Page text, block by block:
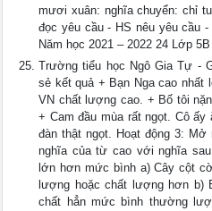
mươi xuân: nghĩa chuyển: chỉ
đọc yêu cầu - HS nêu yêu cầu
Năm học 2021 – 2022 24 Lớp 5B
Trường tiểu học Ngô Gia Tự -
sẻ kết quả + Bạn Nga cao
VN chất lượng cao. + Bố tôi
+ Cam đầu mùa rất ngọt. Cô ấy
đàn thật ngọt. Hoạt động 3:
nghĩa của từ cao với nghĩa
lớn hơn mức bình a) Cây cột
lượng hoặc chất lượng hơn b)
chất hẳn mức bình thường